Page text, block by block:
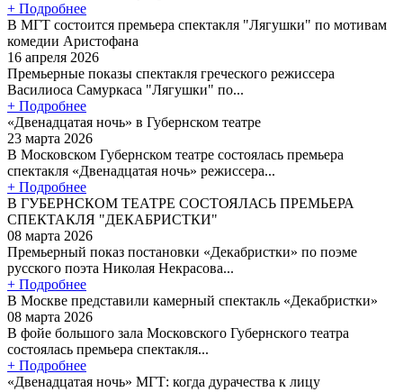
+ Подробнее
В МГТ состоится премьера спектакля "Лягушки" по мотивам
комедии Аристофана
16 апреля 2026
Премьерные показы спектакля греческого режиссера
Василиоса Самуркаса "Лягушки" по...
+ Подробнее
«Двенадцатая ночь» в Губернском театре
23 марта 2026
В Московском Губернском театре состоялась премьера
спектакля «Двенадцатая ночь» режиссера...
+ Подробнее
В ГУБЕРНСКОМ ТЕАТРЕ СОСТОЯЛАСЬ ПРЕМЬЕРА
СПЕКТАКЛЯ "ДЕКАБРИСТКИ"
08 марта 2026
Премьерный показ постановки «Декабристки» по поэме
русского поэта Николая Некрасова...
+ Подробнее
В Москве представили камерный спектакль «Декабристки»
08 марта 2026
В фойе большого зала Московского Губернского театра
состоялась премьера спектакля...
+ Подробнее
«Двенадцатая ночь» МГТ: когда дурачества к лицу